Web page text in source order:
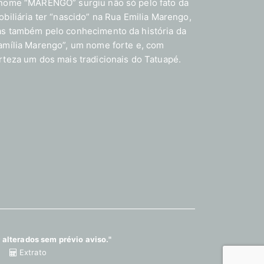
“MARENGO” surgiu não só pelo fato da
ter “nascido” na Rua Emilia Marengo,
também pelo conhecimento da história da
Marengo”, um nome forte e, com
um dos mais tradicionais do Tatuapé.
sem prévio aviso."
Extrato